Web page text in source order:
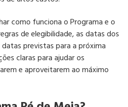
como funciona o Programa e o
de elegibilidade, as datas dos
previstas para a próxima
claras para ajudar os
e aproveitarem ao máximo